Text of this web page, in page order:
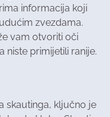
informacija koji
zvezdama.
vam otvoriti oči
primijetili ranije.
skautinga, ključno je